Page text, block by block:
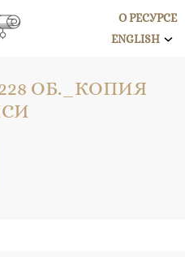
О РЕСУРСЕ
ENGLISH
ОБ._КОПИЯ